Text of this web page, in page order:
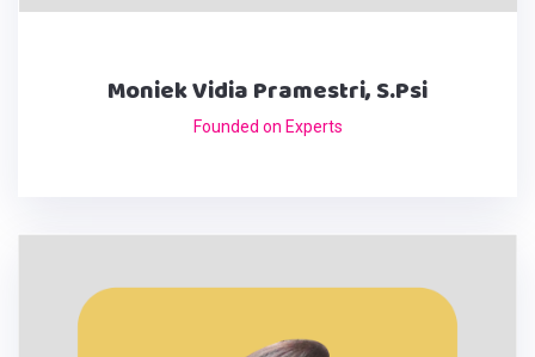
Moniek Vidia Pramestri, S.Psi
Founded on Experts